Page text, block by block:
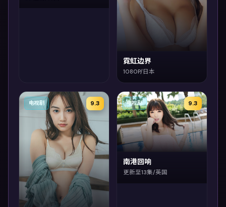
霓虹边界
1080P/日本
9.3
电视剧 9.3
电视剧
南港回响
更新至13集/英国